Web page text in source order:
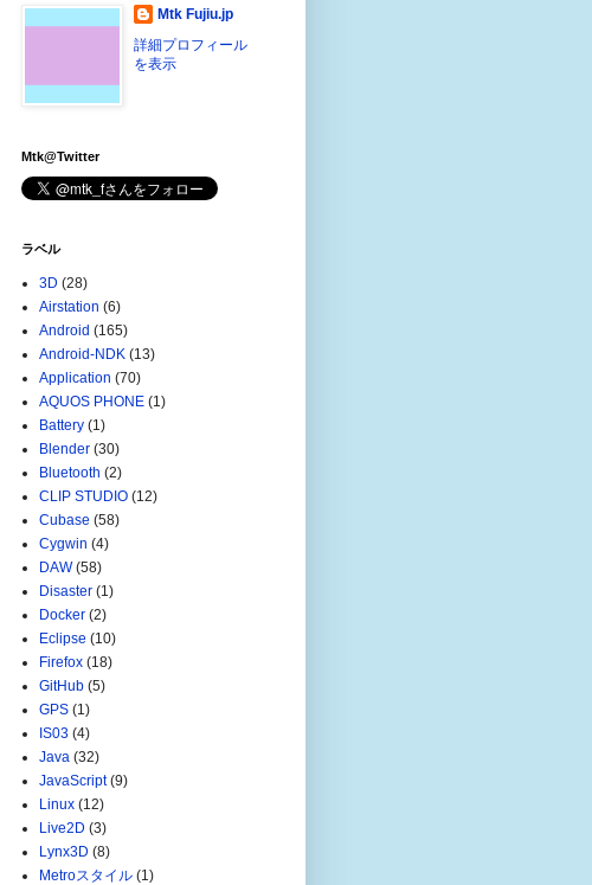
Mtk Fujiu.jp
詳細プロフィール
を表示
Mtk@Twitter
ラベル
3D (28)
Airstation (6)
Android (165)
Android-NDK (13)
Application (70)
AQUOS PHONE (1)
Battery (1)
Blender (30)
Bluetooth (2)
CLIP STUDIO (12)
Cubase (58)
Cygwin (4)
DAW (58)
Disaster (1)
Docker (2)
Eclipse (10)
Firefox (18)
GitHub (5)
GPS (1)
IS03 (4)
Java (32)
JavaScript (9)
Linux (12)
Live2D (3)
Lynx3D (8)
Metroスタイル (1)